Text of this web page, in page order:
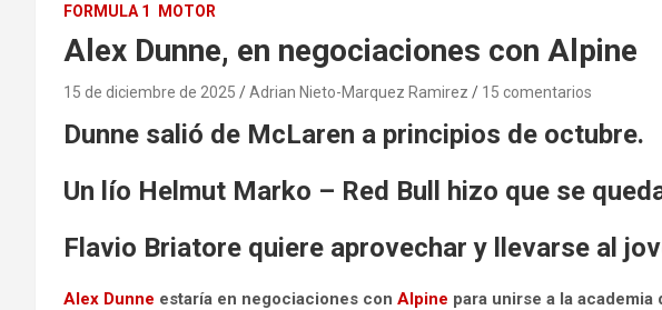
FORMULA 1 MOTOR
Alex Dunne, en negociaciones con Alpine
15 de diciembre de 2025 Adrian Nieto-Marquez Ramirez 15 comentarios
Dunne salió de McLaren a principios de octubre.
Un lío Helmut Marko – Red Bull hizo que se
Flavio Briatore quiere aprovechar y llevarse al
Alex Dunne estaría en negociaciones con Alpine para unirse a la academia